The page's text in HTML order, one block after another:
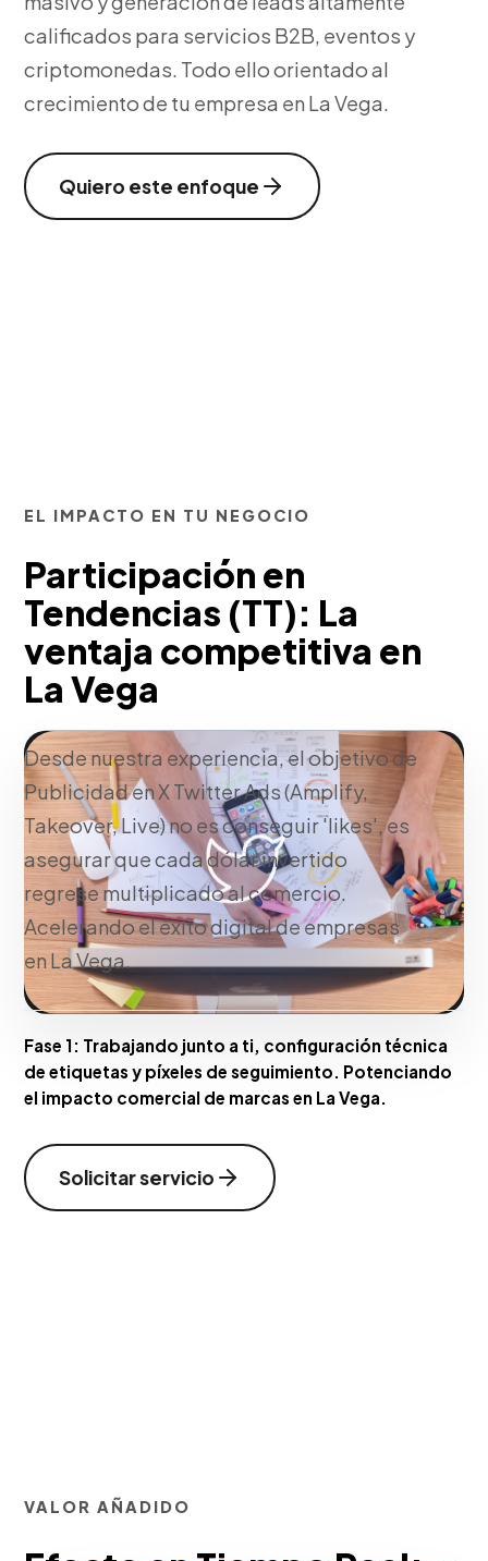
calificados para servicios B2B, eventos y
criptomonedas. Todo ello orientado al
crecimiento de tu empresa en La Vega.
Quiero este enfoque
EL IMPACTO EN TU NEGOCIO
Participación en
Tendencias (TT): La
ventaja competitiva en
La Vega
Desde nuestra experiencia, el objetivo de
Publicidad en X Twitter Ads (Amplify,
Takeover, Live) no es conseguir 'likes', es
asegurar que cada dólar invertido
regrese multiplicado al comercio.
Acelerando el éxito digital de empresas
en La Vega.
Fase 1: Trabajando junto a ti, configuración técnica
de etiquetas y píxeles de seguimiento. Potenciando
el impacto comercial de marcas en La Vega.
Solicitar servicio
VALOR AÑADIDO